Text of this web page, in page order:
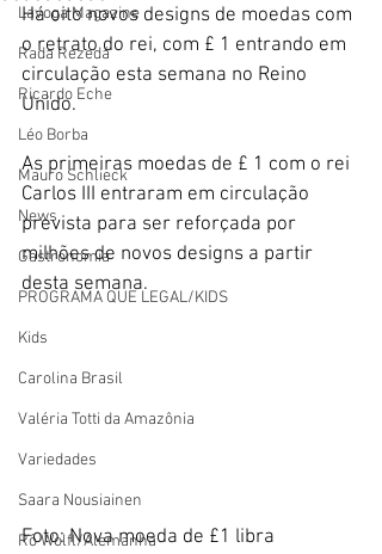
Lavoga Magazine
Rada Rezedá
Ricardo Eche
Léo Borba
Mauro Schlieck
News
Gastronomia
PROGRAMA QUE LEGAL/KIDS
Kids
Carolina Brasil
Valéria Totti da Amazônia
Variedades
Saara Nousiainen
Rô Wolfl/Alemanha
Há oito novos designs de moedas com
o retrato do rei, com £ 1 entrando em
circulação esta semana no Reino
Unido.
As primeiras moedas de £ 1 com o rei
Carlos III entraram em circulação
prevista para ser reforçada por
milhões de novos designs a partir
desta semana.
Foto: Nova moeda de £1 libra